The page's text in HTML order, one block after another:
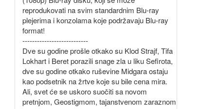
reprodukovati na svim standardnim Blu-ray
plejerima i konzolama koje podržavaju Blu-ray
format!
---------------------------
Dve su godine prošle otkako su Klod Strajf, Tifa
Lokhart i Beret porazili snage zla u liku Sefirota,
dve su godine otkako ruševine Midgara ostaju
kao podsetnik na žrtve koje su bile cena mira.
Ali, svet će se uskoro suočiti sa novom
pretnjom, Geostigmom, tajanstvenom zaraznom